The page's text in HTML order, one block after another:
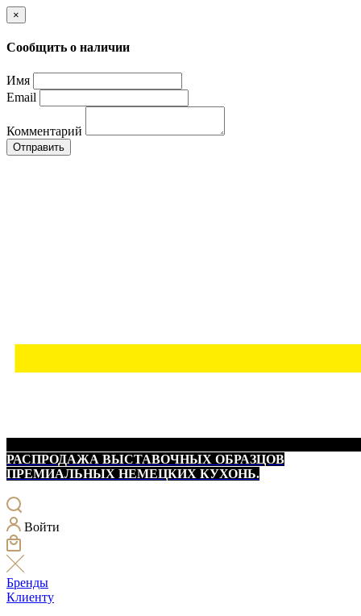
×
Сообщить о наличии
Имя
Email
Комментарий
Отправить
РАСПРОДАЖА ВЫСТАВОЧНЫХ ОБРАЗЦОВ
ПРЕМИАЛЬНЫХ НЕМЕЦКИХ КУХОНЬ.
Войти
Бренды
Клиенту